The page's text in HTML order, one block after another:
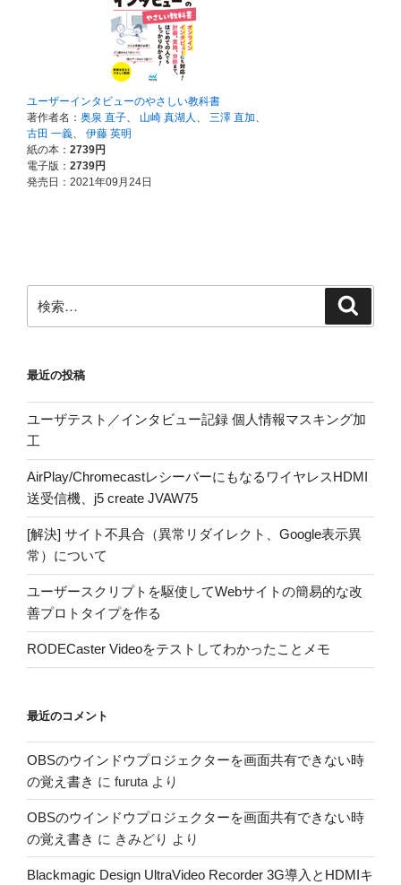
索:
最近の投稿
ユーザテスト／インタビュー記録 個人情報マスキング加
工
AirPlay/ChromecastレシーバーにもなるワイヤレスHDMI
送受信機、j5 create JVAW75
[解決] サイト不具合（異常リダイレクト、Google表示異
常）について
ユーザースクリプトを駆使してWebサイトの簡易的な改
善プロトタイプを作る
RODECaster Videoをテストしてわかったことメモ
最近のコメント
OBSのウインドウプロジェクターを画面共有できない時
の覚え書き に furuta より
OBSのウインドウプロジェクターを画面共有できない時
の覚え書き に きみどり より
Blackmagic Design UltraVideo Recorder 3G導入とHDMIキ